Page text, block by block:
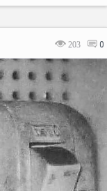
203 0